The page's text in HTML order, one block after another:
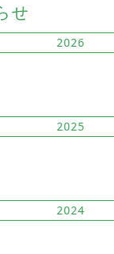
せ
2026
2025
2024